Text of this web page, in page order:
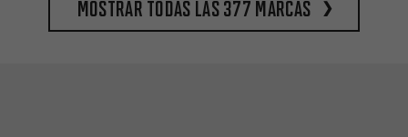
Mostrar todas las 377 marcas